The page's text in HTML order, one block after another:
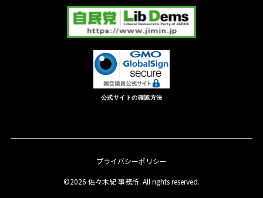
公式サイトの確認方法
プライバシーポリシー
©2026 佐々木紀 事務所. All rights reserved.